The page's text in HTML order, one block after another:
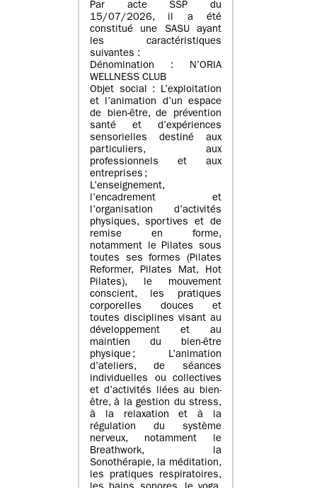
Par acte SSP du
15/07/2026, il a été
constitué une SASU ayant
les caractéristiques
suivantes :
Dénomination : N’ORIA
WELLNESS CLUB
Objet social : L’exploitation
et l’animation d’un espace
de bien-être, de prévention
santé et d’expériences
sensorielles destiné aux
particuliers, aux
professionnels et aux
entreprises ;
L’enseignement,
l’encadrement et
l’organisation d’activités
physiques, sportives et de
remise en forme,
notamment le Pilates sous
toutes ses formes (Pilates
Reformer, Pilates Mat, Hot
Pilates), le mouvement
conscient, les pratiques
corporelles douces et
toutes disciplines visant au
développement et au
maintien du bien-être
physique ; L’animation
d’ateliers, de séances
individuelles ou collectives
et d’activités liées au bien-
être, à la gestion du stress,
à la relaxation et à la
régulation du système
nerveux, notamment le
Breathwork, la
Sonothérapie, la méditation,
les pratiques respiratoires,